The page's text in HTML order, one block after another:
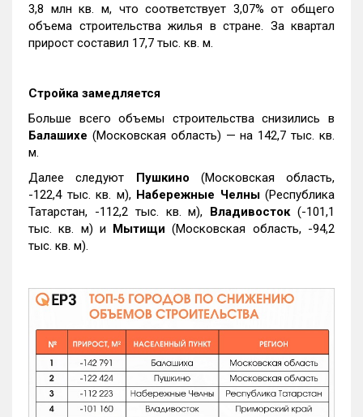
3,8 млн кв. м, что соответствует 3,07% от общего
объема строительства жилья в стране. За квартал
прирост составил 17,7 тыс. кв. м.
Стройка замедляется
Больше всего объемы строительства снизились в
Балашихе (Московская область) — на 142,7 тыс. кв.
м.
Далее следуют Пушкино (Московская область,
-122,4 тыс. кв. м), Набережные Челны(Республика
Татарстан, -112,2 тыс. кв. м), Владивосток(-101,1
тыс. кв. м) и Мытищи (Московская область, -94,2
тыс. кв. м).